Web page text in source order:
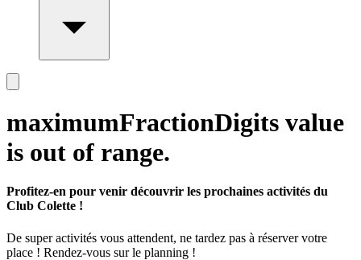
maximumFractionDigits value
is out of range.
Profitez-en pour venir découvrir les prochaines activités du
Club Colette !
De super activités vous attendent, ne tardez pas à réserver votre
place ! Rendez-vous sur le planning !